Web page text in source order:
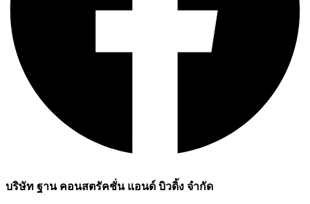
บริษัท ฐาน คอนสตรัคชั่น แอนด์ บิวดิ้ง จำกัด